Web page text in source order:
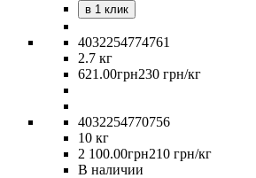
в 1 клик
4032254774761
2.7 кг
621 .00грн230 грн/кг
4032254770756
10 кг
2 100.00грн210 грн/кг
В наличии